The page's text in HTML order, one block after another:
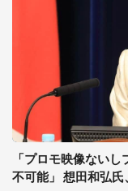
「プロモ映像ない
不可能」 想田和弘